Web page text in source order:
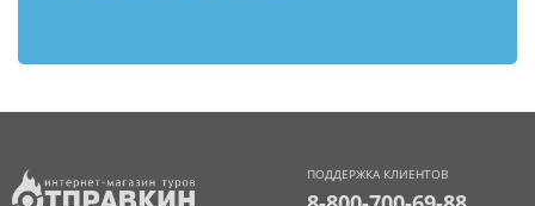
ПОДДЕРЖКА КЛИЕНТОВ